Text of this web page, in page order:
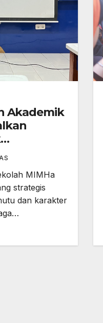
Akademik
MIMHa
strategis
dan karakter